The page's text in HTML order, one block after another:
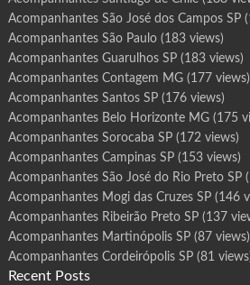
Acompanhantes São José dos Campos SP
Acompanhantes São Paulo(183 views)
Acompanhantes Guarulhos SP(183 views)
Acompanhantes Contagem MG(177 views)
Acompanhantes Santos SP(176 views)
Acompanhantes Belo Horizonte MG(175
Acompanhantes Sorocaba SP(172 views)
Acompanhantes Campinas SP(153 views)
Acompanhantes São José do Rio Preto SP
Acompanhantes Mogi das Cruzes SP(146
Acompanhantes Ribeirão Preto SP(137
Acompanhantes Martinópolis SP(87 views)
Acompanhantes Cordeirópolis SP(81
Recent Posts